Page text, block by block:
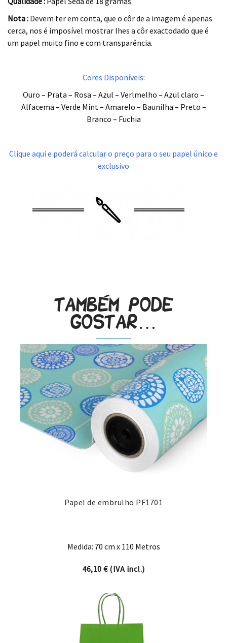
Nota : Devem ter em conta, que o côr de a imagem é apenas
cerca, nos é imposível mostrar lhes a côr exactodado que é
um papel muito fino e com transparência.
Cores Disponíveis:
Ouro – Prata – Rosa – Azul – Verlmelho – Azul claro –
Alfacema – Verde Mint – Amarelo – Baunilha – Preto –
Branco – Fuchia
Clique aqui e poderá calcular o preço para o seu papel único e
exclusivo
Também pode
gostar…
Papel de embrulho PF1701
Medida: 70 cm x 110 Metros
46,10€(IVA incl.)